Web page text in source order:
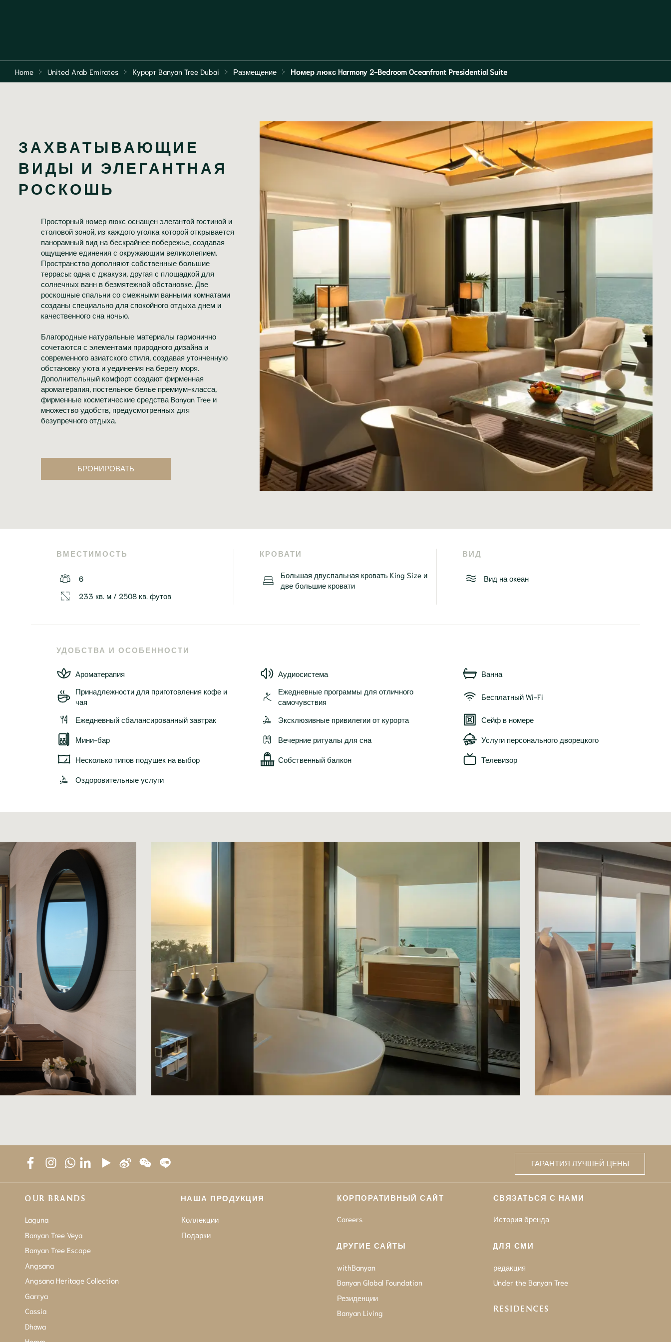
Home United Arab Emirates Курорт Banyan Tree Dubai Размещение Номер люкс Harmony 2-Bedroom Oceanfront Presidential Suite
ЗАХВАТЫВАЮЩИЕ
ВИДЫ И ЭЛЕГАНТНАЯ
РОСКОШЬ
Просторный номер люкс оснащен элегантой гостиной и
столовой зоной, из каждого уголка которой открывается
панорамный вид на бескрайнее побережье, создавая
ощущение единения с окружающим великолепием.
Пространство дополняют собственные большие
террасы: одна с джакузи, другая с площадкой для
солнечных ванн в безмятежной обстановке. Две
роскошные спальни со смежными ванными комнатами
созданы специально для спокойного отдыха днем и
качественного сна ночью.
Благородные натуральные материалы гармонично
сочетаются с элементами природного дизайна и
современного азиатского стиля, создавая утонченную
обстановку уюта и уединения на берегу моря.
Дополнительный комфорт создают фирменная
ароматерапия, постельное белье премиум-класса,
фирменные косметические средства Banyan Tree и
множество удобств, предусмотренных для
безупречного отдыха.
БРОНИРОВАТЬ
ВМЕСТИМОСТЬ
6
233 кв. м / 2508 кв. футов
КРОВАТИ
Большая двуспальная кровать King Size и
две большие кровати
ВИД
Вид на океан
УДОБСТВА И ОСОБЕННОСТИ
Ароматерапия Аудиосистема
Ванна
Принадлежности для приготовления кофе и
чая
Ежедневные программы для отличного
самочувствия
Бесплатный Wi-Fi
Ежедневный сбалансированный завтрак Эксклюзивные привилегии от курорта
Сейф в номере
Мини-бар
Вечерние ритуалы для сна
Услуги персонального дворецкого
Несколько типов подушек на выбор
Собственный балкон
Телевизор
Оздоровительные услуги
ГАРАНТИЯ ЛУЧШЕЙ ЦЕНЫ
OUR BRANDS
Laguna
Banyan Tree Veya
Banyan Tree Escape
Angsana
Angsana Heritage Collection
Garrya
Cassia
Dhawa
НАША ПРОДУКЦИЯ
Коллекции
Подарки
КОРПОРАТИВНЫЙ САЙТ
Careers
ДРУГИЕ САЙТЫ
withBanyan
Banyan Global Foundation
Резиденции
Banyan Living
СВЯЗАТЬСЯ С НАМИ
История бренда
ДЛЯ СМИ
редакция
Under the Banyan Tree
RESIDENCES